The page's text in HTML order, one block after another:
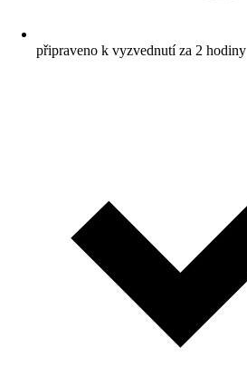
připraveno k vyzvednutí za 2 hodiny